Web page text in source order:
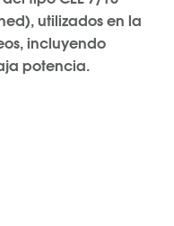
utilizados en la
incluyendo
potencia.